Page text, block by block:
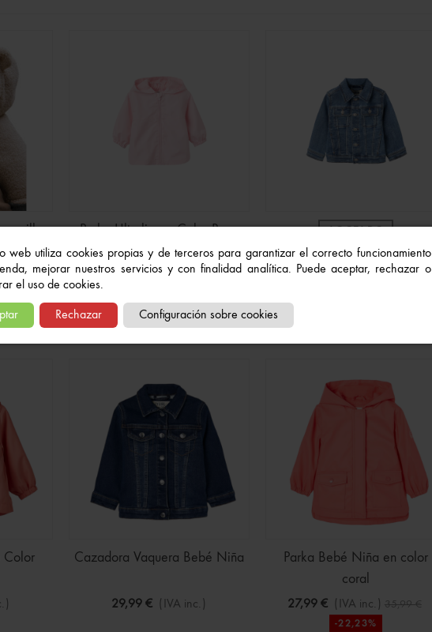
web utiliza cookies propias y de terceros para garantizar el correcto funcionamiento
mejorar nuestros servicios y con finalidad analítica. Puede aceptar, rechazar o
el uso de cookies.
Rechazar Configuración sobre cookies
2,50 €
colores
de Dragon
Marino Para
15,99 €
Parka Ultraligera Color Rosa
19,99 € (IVA inc.)
AGOTADO
Cazadora Vaquera Bebé
Color
Cazadora Vaquera Bebé Niña
29,99 € (IVA inc.)
Parka Bebé Niña en color
coral
27,99 € (IVA inc.) 35,99 €
-22,23%